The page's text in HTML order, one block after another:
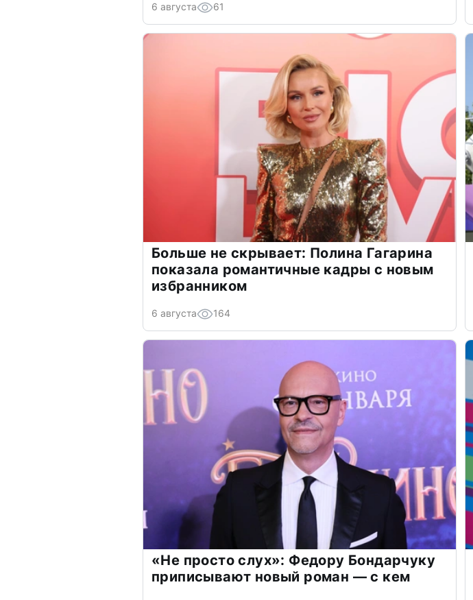
6 августа 61
Больше не скрывает: Полина Гагарина
показала романтичные кадры с новым
избранником
6 августа 164
«Не просто слух»: Федору Бондарчуку
приписывают новый роман — с кем